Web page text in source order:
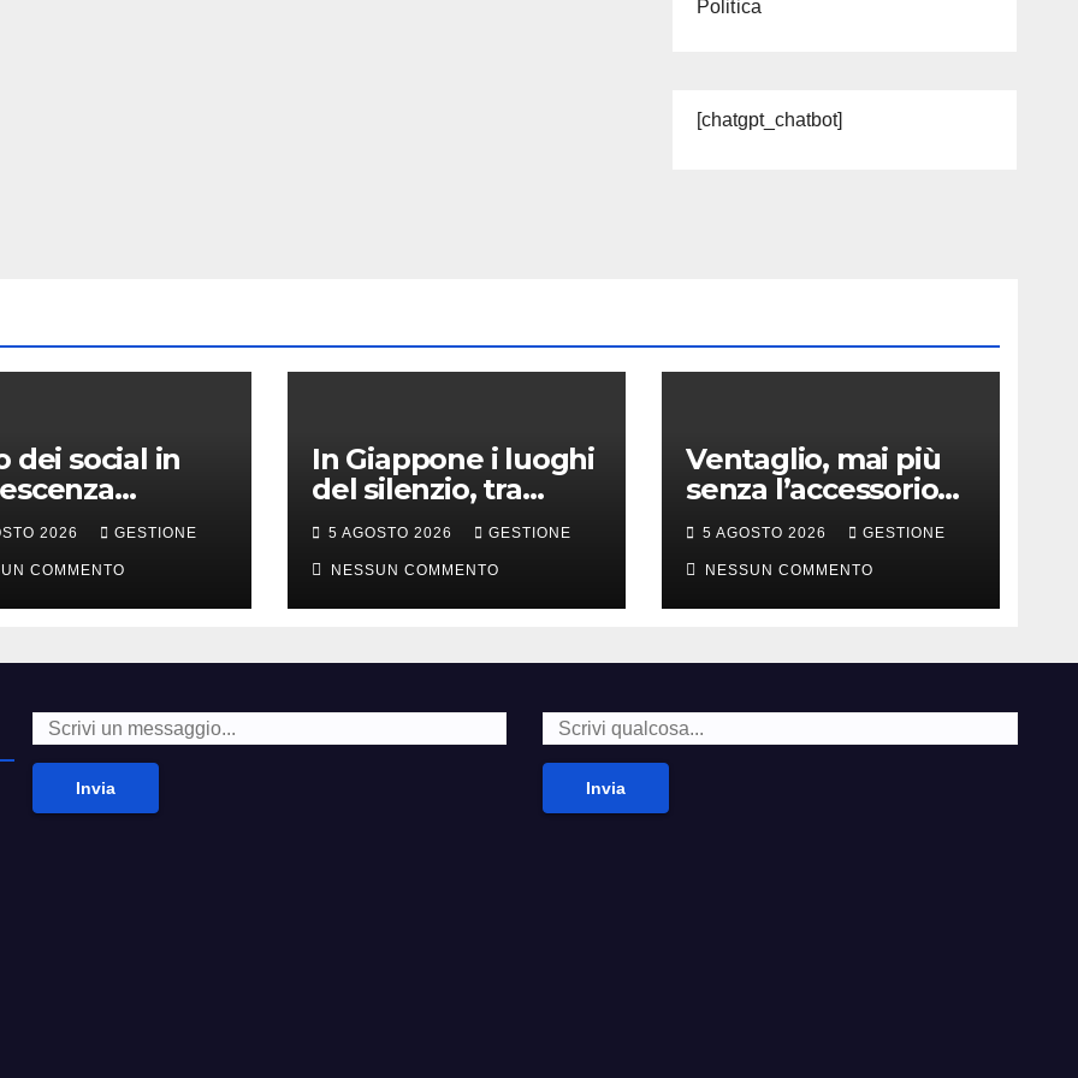
Politica
[chatgpt_chatbot]
dei social in
incidere
a scuola
2026 GESTIONE
COMMENTO
In Giappone i luoghi
del silenzio, tra
montagne sacre e
isole incontaminate
5 AGOSTO 2026 GESTIONE
NESSUN COMMENTO
Ventaglio, mai più
senza l’accessorio
che ci salva dall’afa
5 AGOSTO 2026 GESTIONE
NESSUN COMMENTO
Invia Invia